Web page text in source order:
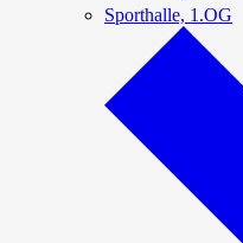
Sporthalle, 1.OG